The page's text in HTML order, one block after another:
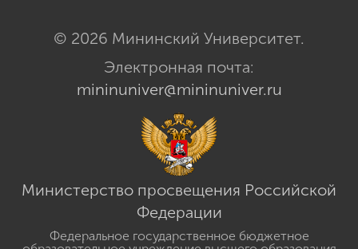
© 2026 Мининский Университет.
Электронная почта:
mininuniver@mininuniver.ru
Министерство просвещения Российской
Федерации
Федеральное государственное бюджетное